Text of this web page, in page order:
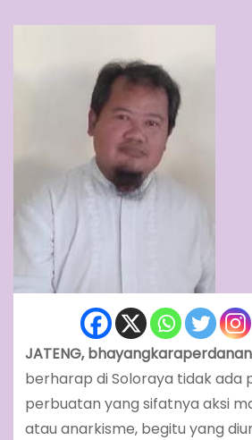
JATENG,
berharap di Soloraya tidak ada
perbuatan yang sifatnya aksi
atau anarkisme, begitu yang